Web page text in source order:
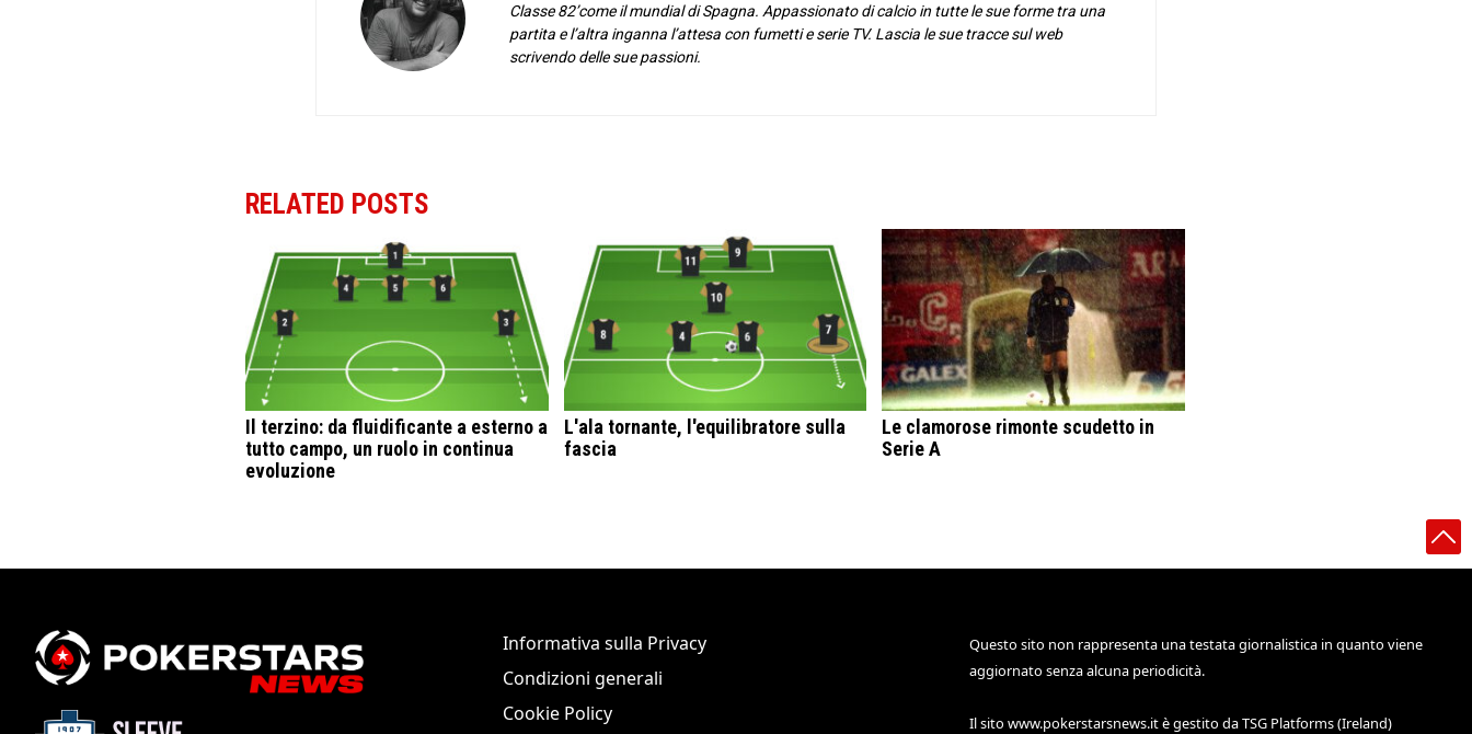
Classe 82’come il mundial di Spagna. Appassionato di calcio in tutte le sue forme tra una
partita e l’altra inganna l’attesa con fumetti e serie TV. Lascia le sue tracce sul web
scrivendo delle sue passioni.
RELATED POSTS
Il terzino: da fluidificante a esterno a
tutto campo, un ruolo in continua
evoluzione
L'ala tornante, l'equilibratore sulla
fascia
Le clamorose rimonte scudetto in
Serie A
Informativa sulla Privacy
Condizioni generali
Cookie Policy
Questo sito non rappresenta una testata giornalistica in quanto viene
aggiornato senza alcuna periodicità.
Il sitowww.pokerstarsnews.itè gestito da TSG Platforms (Ireland)